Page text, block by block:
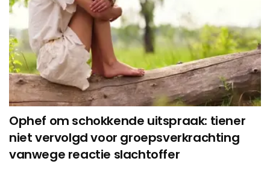
Ophef om schokkende uitspraak: tiener
niet vervolgd voor groepsverkrachting
vanwege reactie slachtoffer